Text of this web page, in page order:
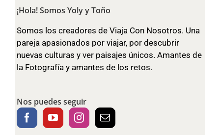
¡Hola! Somos Yoly y Toño
Somos los creadores de Viaja Con Nosotros. Una
pareja apasionados por viajar, por descubrir
nuevas culturas y ver paisajes únicos. Amantes de
la Fotografía y amantes de los retos.
Nos puedes seguir